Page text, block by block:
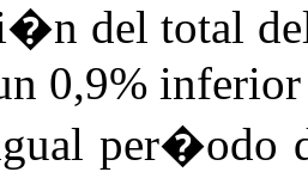
del total
0,9%
per�odo